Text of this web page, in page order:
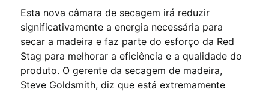
Esta nova câmara de secagem irá reduzir
significativamente a energia necessária para
secar a madeira e faz parte do esforço da Red
Stag para melhorar a eficiência e a qualidade do
produto. O gerente da secagem de madeira,
Steve Goldsmith, diz que está extremamente